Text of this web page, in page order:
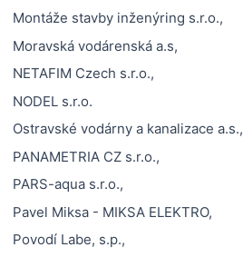
Montáže stavby inženýring s.r.o.,
Moravská vodárenská a.s,
NETAFIM Czech s.r.o.,
NODEL s.r.o.
Ostravské vodárny a kanalizace a.s.,
PANAMETRIA CZ s.r.o.,
PARS-aqua s.r.o.,
Pavel Miksa - MIKSA ELEKTRO,
Povodí Labe, s.p.,